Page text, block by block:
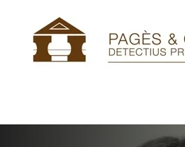
contingut